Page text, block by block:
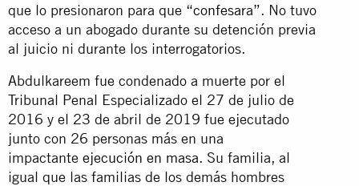
que lo presionaron para que “confesara”. No tuvo
acceso a un abogado durante su detención previa
al juicio ni durante los interrogatorios.
Abdulkareem fue condenado a muerte por el
Tribunal Penal Especializado el 27 de julio de
2016 y el 23 de abril de 2019 fue ejecutado
junto con 26 personas más en una
impactante ejecución en masa. Su familia, al
igual que las familias de los demás hombres